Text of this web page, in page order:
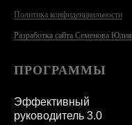
Политика конфиденциальности
Разработка сайта Семенова Юлия
ПРОГРАММЫ
Эффективный
руководитель 3.0